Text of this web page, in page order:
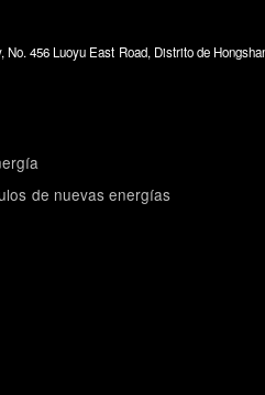
456 Luoyu East Road, Distrito de
de nuevas energías